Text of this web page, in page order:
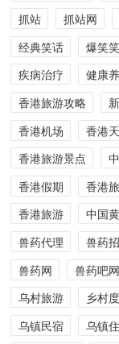
抓站
抓站网
经典笑话
爆笑
疾病治疗
健康
香港旅游攻略
香港机场
香港
香港旅游景点
香港假期
香港
香港旅游
中国
兽药代理
兽药
兽药网
兽药吧网
乌村旅游
乡村
乌镇民宿
乌镇